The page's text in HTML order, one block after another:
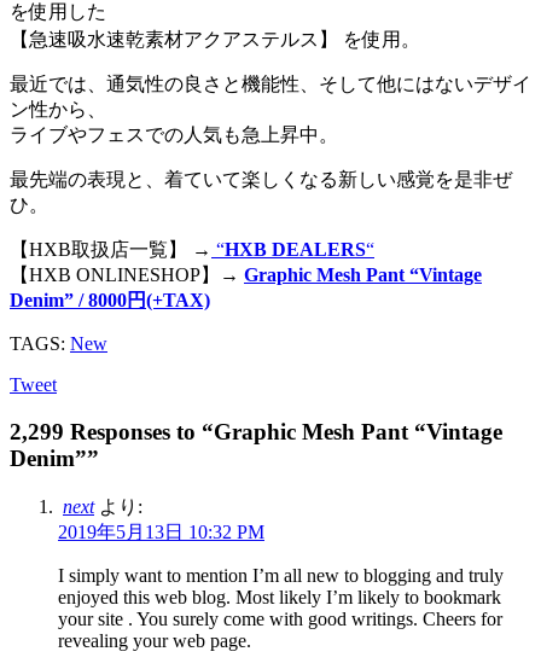
を使用した
【急速吸水速乾素材アクアステルス】 を使用。
最近では、通気性の良さと機能性、そして他にはないデザイ
ン性から、
ライブやフェスでの人気も急上昇中。
最先端の表現と、着ていて楽しくなる新しい感覚を是非ぜ
ひ。
【HXB取扱店一覧】 → “HXB DEALERS“
【HXB ONLINESHOP】→ Graphic Mesh Pant “Vintage
Denim” / 8000円(+TAX)
TAGS: New
Tweet
2,299 Responses to “Graphic Mesh Pant “Vintage
Denim””
next より:
2019年5月13日 10:32 PM
I simply want to mention I’m all new to blogging and truly
enjoyed this web blog. Most likely I’m likely to bookmark
your site . You surely come with good writings. Cheers for
revealing your web page.